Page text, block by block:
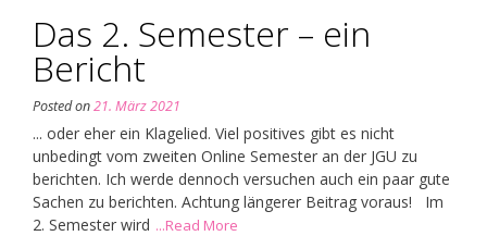
Das 2. Semester – ein
Bericht
Posted on21. März 2021
... oder eher ein Klagelied. Viel positives gibt es nicht
unbedingt vom zweiten Online Semester an der JGU zu
berichten. Ich werde dennoch versuchen auch ein paar gute
Sachen zu berichten. Achtung längerer Beitrag voraus! Im
2. Semester wird ...Read More